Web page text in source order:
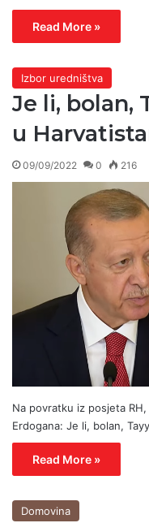
Read More »
Izbor uredništva
Je li, bolan,
u
09/09/2022 0 216
Na povratku iz posjeta
Erdogana: Je li, bolan,
Read More »
Domovina